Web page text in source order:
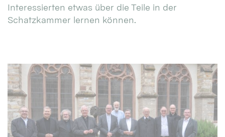
Interessierten etwas über die Teile in der
Schatzkammer lernen können.